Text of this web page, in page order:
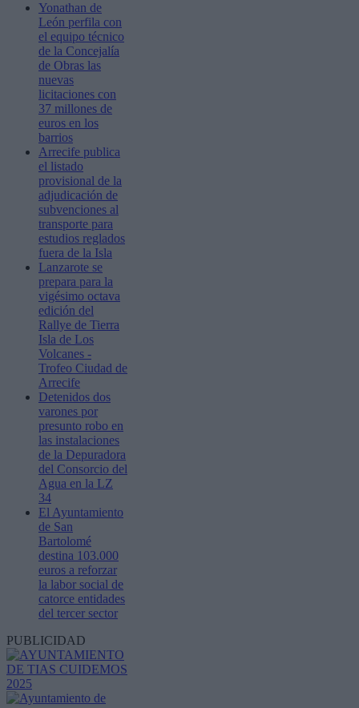
Yonathan de
León perfila con
el equipo técnico
de la Concejalía
de Obras las
nuevas
licitaciones con
37 millones de
euros en los
barrios
Arrecife publica
el listado
provisional de la
adjudicación de
subvenciones al
transporte para
estudios reglados
fuera de la Isla
Lanzarote se
prepara para la
vigésimo octava
edición del
Rallye de Tierra
Isla de Los
Volcanes -
Trofeo Ciudad de
Arrecife
Detenidos dos
varones por
presunto robo en
las instalaciones
de la Depuradora
del Consorcio del
Agua en la LZ
34
El Ayuntamiento
de San
Bartolomé
destina 103.000
euros a reforzar
la labor social de
catorce entidades
del tercer sector
PUBLICIDAD